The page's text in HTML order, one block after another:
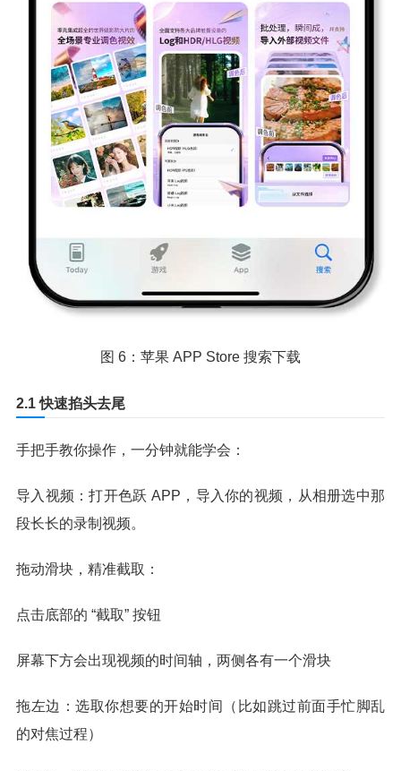
图 6：苹果 APP Store 搜索下载
2.1 快速掐头去尾
手把手教你操作，一分钟就能学会：
导入视频：打开色跃 APP，导入你的视频，从相册选中那
段长长的录制视频。
拖动滑块，精准截取：
点击底部的 “截取” 按钮
屏幕下方会出现视频的时间轴，两侧各有一个滑块
拖左边：选取你想要的开始时间（比如跳过前面手忙脚乱
的对焦过程）